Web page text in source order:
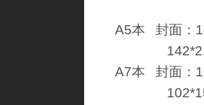
A5本 封面：
A7本 封面：